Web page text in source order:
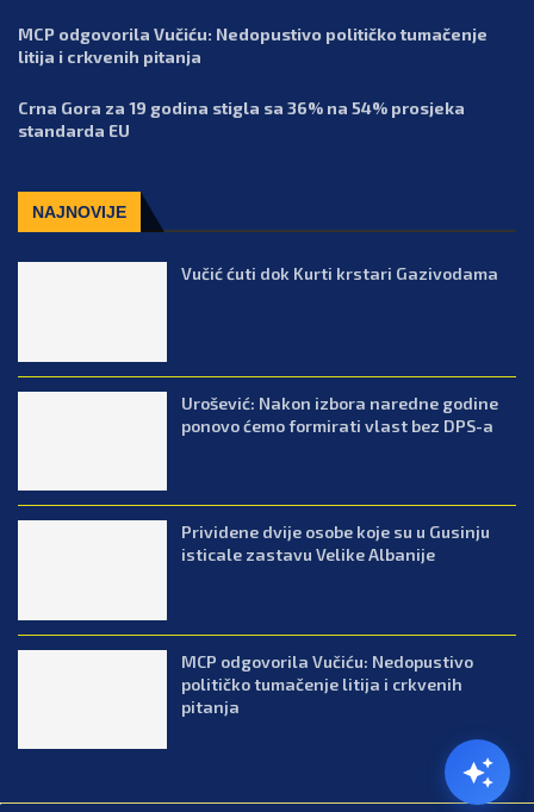
MCP odgovorila Vučiću: Nedopustivo političko tumačenje
litija i crkvenih pitanja
Crna Gora za 19 godina stigla sa 36% na 54% prosjeka
standarda EU
NAJNOVIJE
Vučić ćuti dok Kurti krstari Gazivodama
Urošević: Nakon izbora naredne godine
ponovo ćemo formirati vlast bez DPS-a
Prividene dvije osobe koje su u Gusinju
isticale zastavu Velike Albanije
MCP odgovorila Vučiću: Nedopustivo
političko tumačenje litija i crkvenih
pitanja